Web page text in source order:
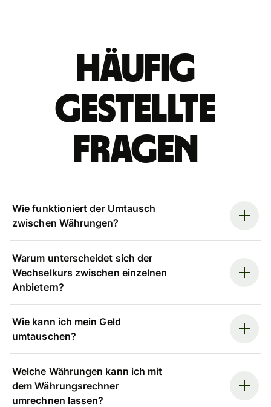
Häufig
gestellte
Fragen
Wie funktioniert der Umtausch
zwischen Währungen?
Warum unterscheidet sich der
Wechselkurs zwischen einzelnen
Anbietern?
Wie kann ich mein Geld
umtauschen?
Welche Währungen kann ich mit
dem Währungsrechner
umrechnen lassen?